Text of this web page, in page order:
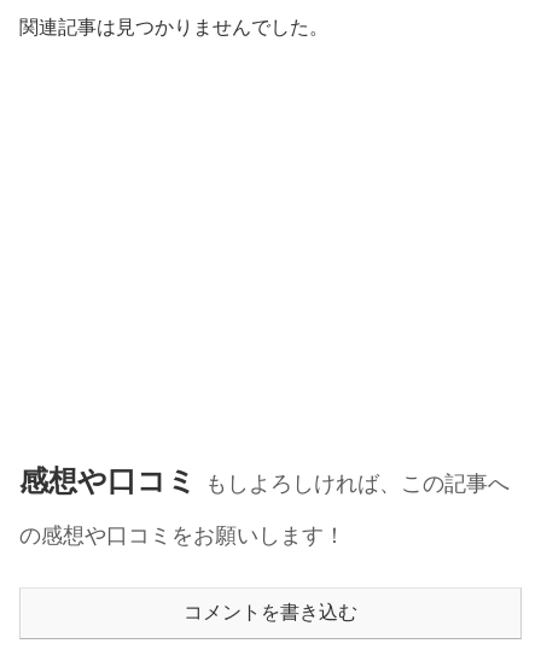
関連記事は見つかりませんでした。
感想や口コミ
もしよろしければ、この記事へ
の感想や口コミをお願いします！
コメントを書き込む